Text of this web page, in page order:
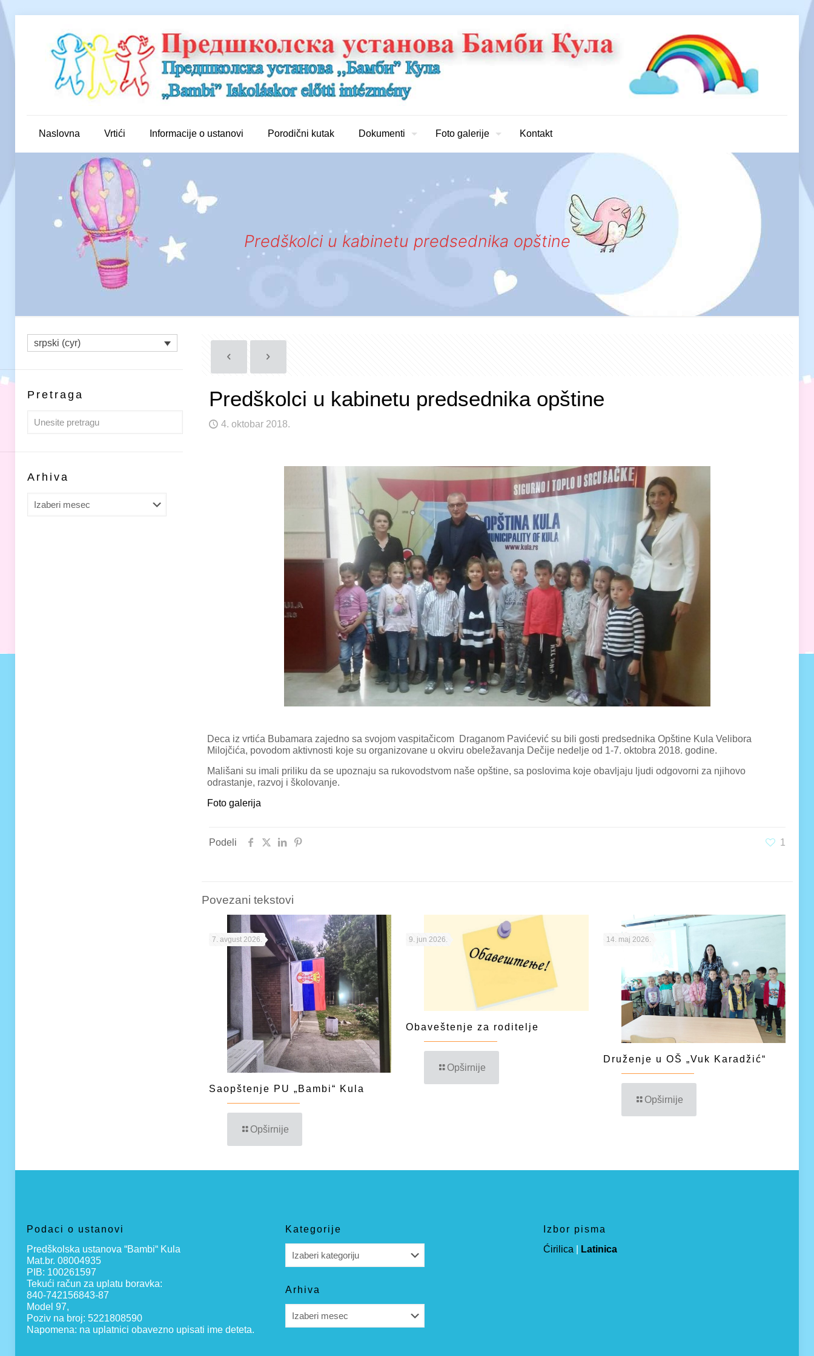
Naslovna Vrtići Informacije o ustanovi Porodični kutak Dokumenti Foto galerije Kontakt
Predškolci u kabinetu predsednika opštine
Predškolci u kabinetu predsednika opštine
4. oktobar 2018.
Deca iz vrtića Bubamara zajedno sa svojom vaspitačicom Draganom Pavićević su bili gosti predsednika Opštine Kula Velibora
Milojčića, povodom aktivnosti koje su organizovane u okviru obeležavanja Dečije nedelje od 1-7. oktobra 2018. godine.
Mališani su imali priliku da se upoznaju sa rukovodstvom naše opštine, sa poslovima koje obavljaju ljudi odgovorni za njihovo
odrastanje, razvoj i školovanje.
Foto galerija
Podeli 1
Povezani tekstovi
7. avgust 2026.
Saopštenje PU „Bambi“ Kula
Opširnije
9. jun 2026.
Obaveštenje za roditelje
Opširnije
14. maj 2026.
Druženje u OŠ „Vuk Karadžić“
Opširnije
srpski (cyr)
Pretraga
Arhiva
Podaci o ustanovi
Predškolska ustanova “Bambi“ Kula
Mat.br. 08004935
PIB: 100261597
Tekući račun za uplatu boravka:
840-742156843-87
Model 97,
Poziv na broj: 5221808590
Napomena: na uplatnici obavezno upisati ime deteta.
Kategorije
Arhiva
Izbor pisma
Ćirilica
Latinica